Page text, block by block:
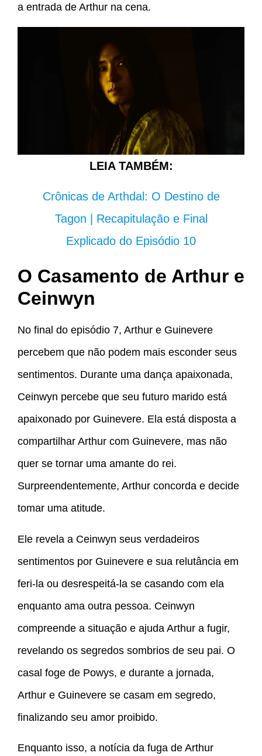
a entrada de Arthur na cena.
LEIA TAMBÉM:
Crônicas de Arthdal: O Destino de
Tagon | Recapitulação e Final
Explicado do Episódio 10
O Casamento de Arthur e
Ceinwyn
No final do episódio 7, Arthur e Guinevere
percebem que não podem mais esconder seus
sentimentos. Durante uma dança apaixonada,
Ceinwyn percebe que seu futuro marido está
apaixonado por Guinevere. Ela está disposta a
compartilhar Arthur com Guinevere, mas não
quer se tornar uma amante do rei.
Surpreendentemente, Arthur concorda e decide
tomar uma atitude.
Ele revela a Ceinwyn seus verdadeiros
sentimentos por Guinevere e sua relutância em
feri-la ou desrespeitá-la se casando com ela
enquanto ama outra pessoa. Ceinwyn
compreende a situação e ajuda Arthur a fugir,
revelando os segredos sombrios de seu pai. O
casal foge de Powys, e durante a jornada,
Arthur e Guinevere se casam em segredo,
finalizando seu amor proibido.
Enquanto isso, a notícia da fuga de Arthur